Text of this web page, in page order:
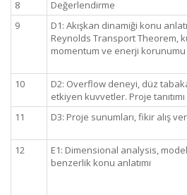
8
Değerlendirme
9
D1: Akışkan dinamiği konu
Reynolds Transport Theorem,
momentum ve enerji korunumu
10
D2: Overflow deneyi, düz
etkiyen kuvvetler. Proje tanıtımı
11 D3: Proje sunumları, fikir alış
12
E1: Dimensional analysis,
benzerlik konu anlatımı